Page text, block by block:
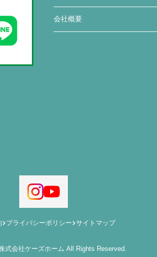
会社概要
プライバシーポリシー サイトマップ
式会社ケーズホーム All Rights Reserved.